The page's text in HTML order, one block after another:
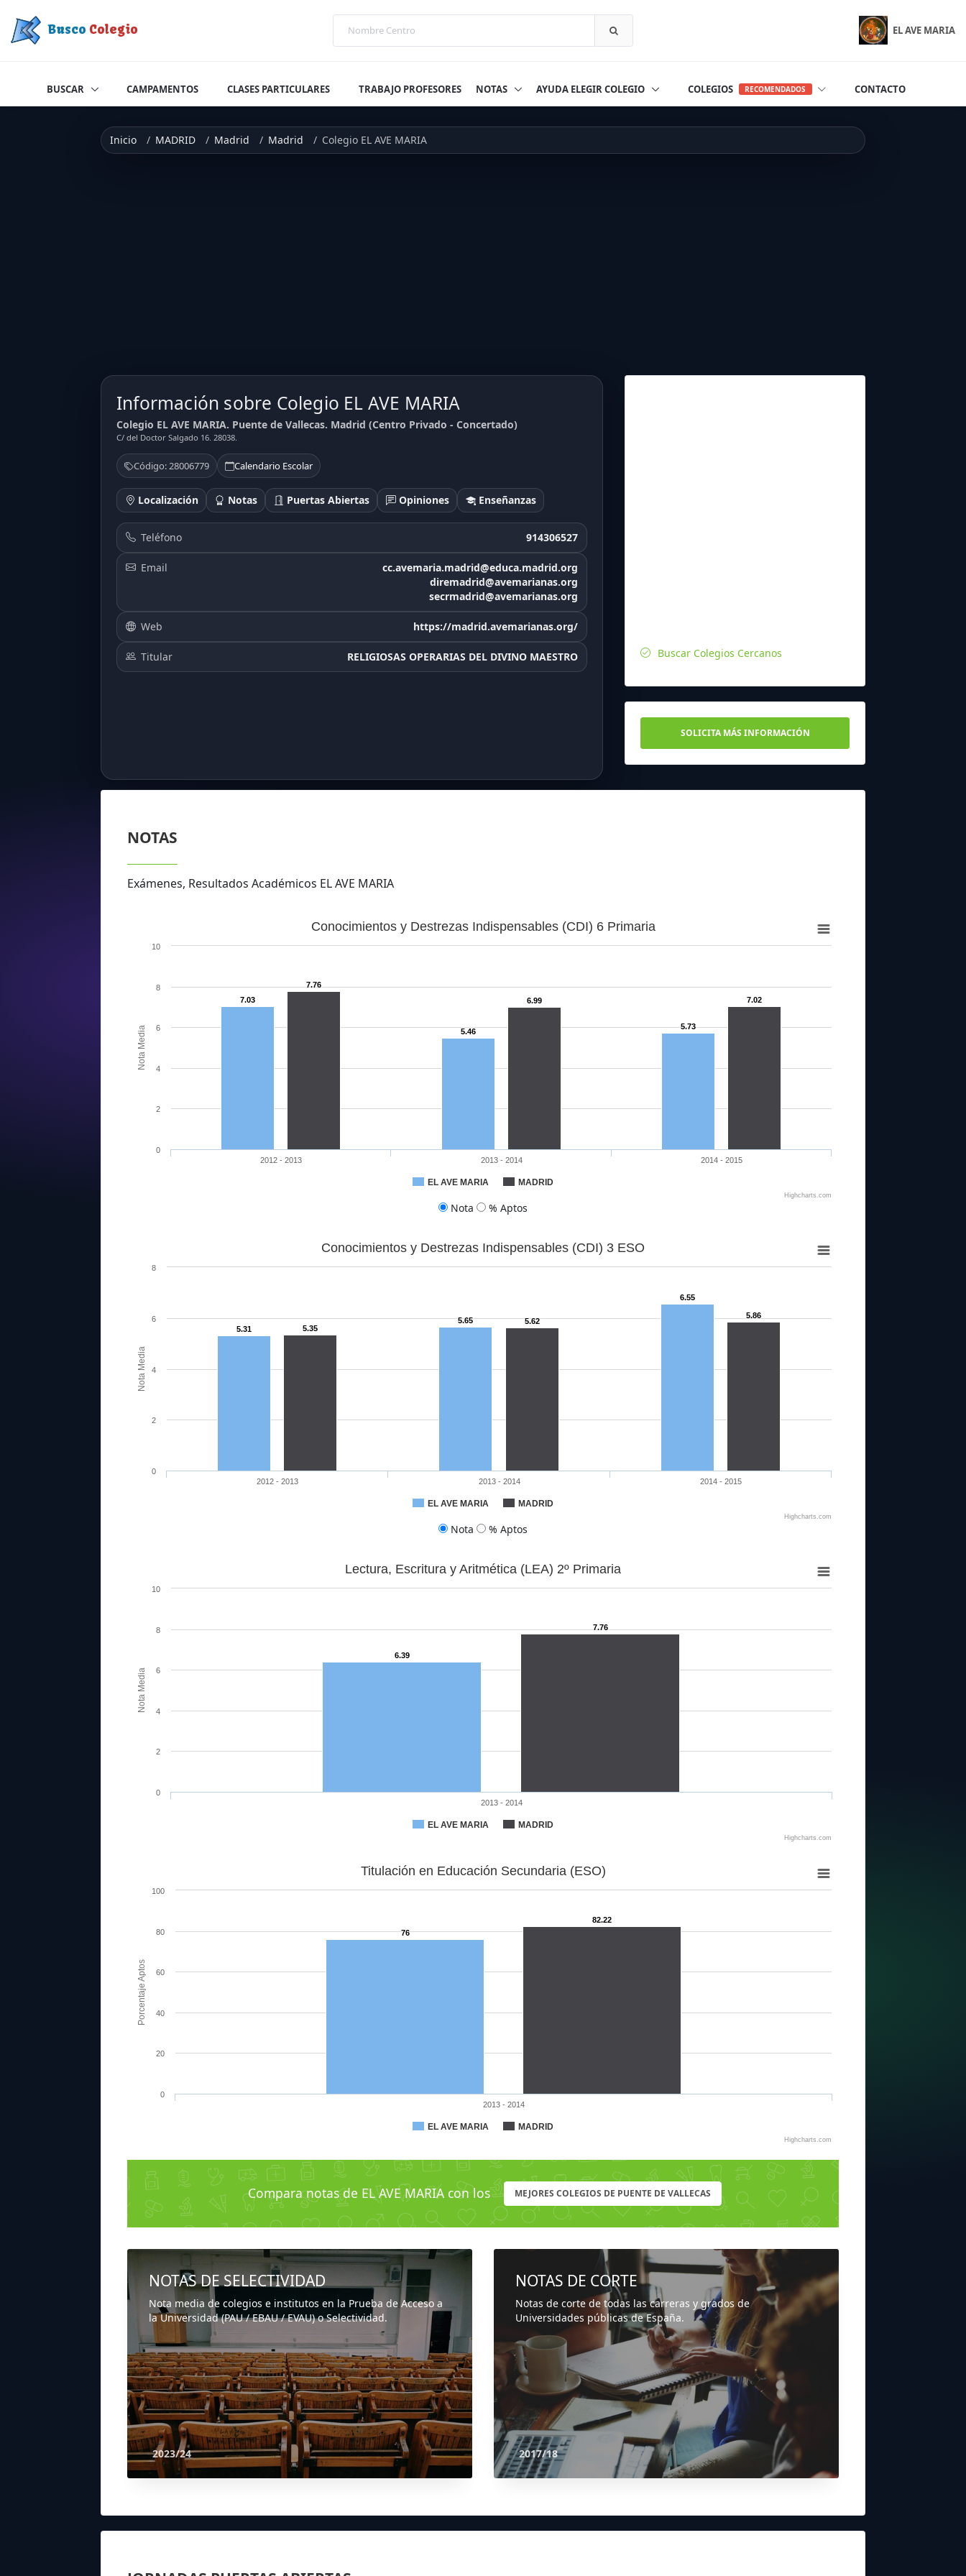
Busco Colegio EL AVE MARIA
BUSCAR CAMPAMENTOS CLASES PARTICULARES TRABAJO PROFESORES NOTAS AYUDA ELEGIR COLEGIO COLEGIOS RECOMENDADOS CONTACTO
Inicio MADRID Madrid Madrid Colegio EL AVE MARIA
Información sobre Colegio EL AVE MARIA
Colegio EL AVE MARIA. Puente de Vallecas. Madrid (Centro Privado - Concertado)
C/ del Doctor Salgado 16. 28038.
Código: 28006779 Calendario Escolar
Localización Notas Puertas Abiertas Opiniones Enseñanzas
Teléfono 914306527
Email
cc.avemaria.madrid@educa.madrid.org
diremadrid@avemarianas.org
secrmadrid@avemarianas.org
Web https://madrid.avemarianas.org/
Titular RELIGIOSAS OPERARIAS DEL DIVINO MAESTRO Buscar Colegios Cercanos
SOLICITA MÁS INFORMACIÓN
NOTAS
Exámenes, Resultados Académicos EL AVE MARIA
Nota Media
Conocimientos y Destrezas Indispensables (CDI) 6 Primaria
7.03
5.46
5.73
7.76
6.99
7.02
EL AVE MARIA MADRID
2012 - 2013 2013 - 2014 2014 - 2015
0
2
4
6
8
10
Highcharts.com
Nota % Aptos
Nota Media
Conocimientos y Destrezas Indispensables (CDI) 3 ESO
5.31
5.65
6.55
5.35
5.62
5.86
EL AVE MARIA MADRID
2012 - 2013 2013 - 2014 2014 - 2015
0
2
4
6
8
Highcharts.com
Nota % Aptos
Nota Media
Lectura, Escritura y Aritmética (LEA) 2º Primaria
6.39
7.76
EL AVE MARIA MADRID
2013 - 2014
0
2
4
6
8
10
Highcharts.com
Porcentaje Aptos
Titulación en Educación Secundaria (ESO)
76
82.22
EL AVE MARIA MADRID
2013 - 2014
0
20
40
60
80
100
Highcharts.com
Compara notas de EL AVE MARIA con los MEJORES COLEGIOS DE PUENTE DE VALLECAS
NOTAS DE SELECTIVIDAD
Nota media de colegios e institutos en la Prueba de Acceso a
la Universidad (PAU / EBAU / EVAU) o Selectividad.
2023/24
NOTAS DE CORTE
Notas de corte de todas las carreras y grados de
Universidades públicas de España.
2017/18